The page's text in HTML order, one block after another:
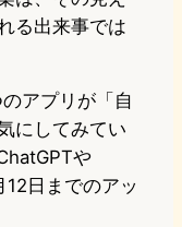
る出来事では
アプリが「自
にしてみてい
や
日までのアッ